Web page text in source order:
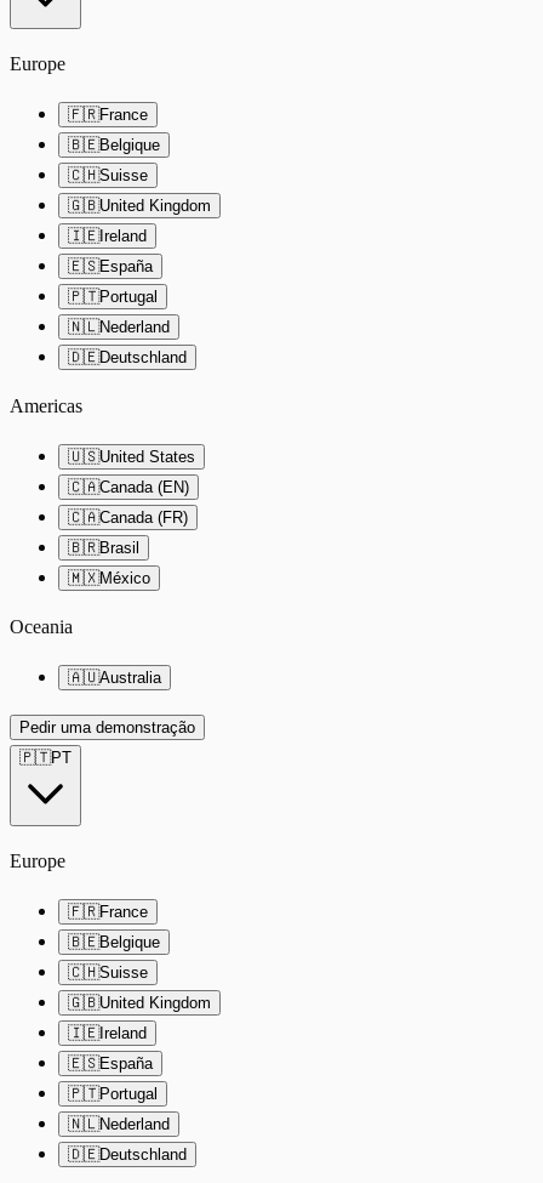
Europe
🇫🇷France
🇧🇪Belgique
🇨🇭Suisse
🇬🇧United Kingdom
🇮🇪Ireland
🇪🇸España
🇵🇹Portugal
🇳🇱Nederland
🇩🇪Deutschland
Americas
🇺🇸United States
🇨🇦Canada (EN)
🇨🇦Canada (FR)
🇧🇷Brasil
🇲🇽México
Oceania
🇦🇺Australia
Pedir uma demonstração
🇵🇹PT
Europe
🇫🇷France
🇧🇪Belgique
🇨🇭Suisse
🇬🇧United Kingdom
🇮🇪Ireland
🇪🇸España
🇵🇹Portugal
🇳🇱Nederland
🇩🇪Deutschland